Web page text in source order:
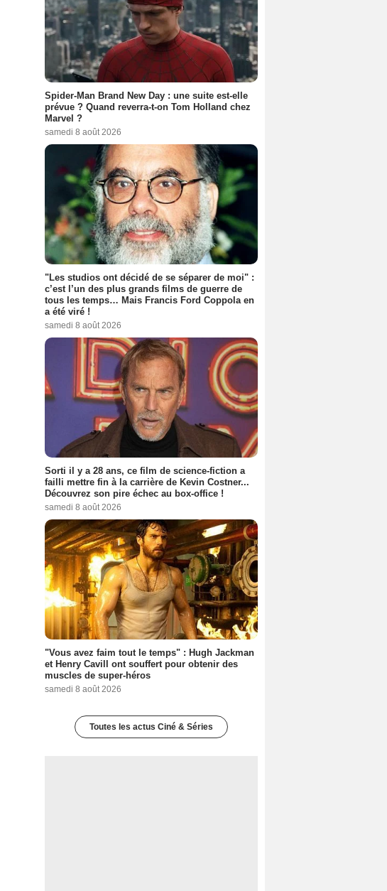
Spider-Man Brand New Day : une suite est-elle
prévue ? Quand reverra-t-on Tom Holland chez
Marvel ?
samedi 8 août 2026
"Les studios ont décidé de se séparer de moi" :
c’est l’un des plus grands films de guerre de
tous les temps… Mais Francis Ford Coppola en
a été viré !
samedi 8 août 2026
Sorti il y a 28 ans, ce film de science-fiction a
failli mettre fin à la carrière de Kevin Costner...
Découvrez son pire échec au box-office !
samedi 8 août 2026
"Vous avez faim tout le temps" : Hugh Jackman
et Henry Cavill ont souffert pour obtenir des
muscles de super-héros
samedi 8 août 2026
Toutes les actus Ciné & Séries